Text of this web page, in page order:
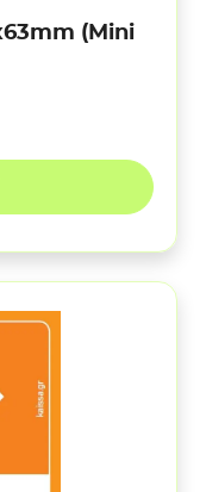
(Mini